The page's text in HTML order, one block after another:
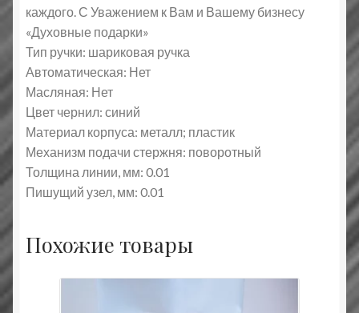
каждого. С Уважением к Вам и Вашему бизнесу
«Духовные подарки»
Тип ручки: шариковая ручка
Автоматическая: Нет
Масляная: Нет
Цвет чернил: синий
Материал корпуса: металл; пластик
Механизм подачи стержня: поворотный
Толщина линии, мм: 0.01
Пишущий узел, мм: 0.01
Похожие товары